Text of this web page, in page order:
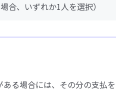
合、いずれか1人を選択）
る場合には、その分の支払